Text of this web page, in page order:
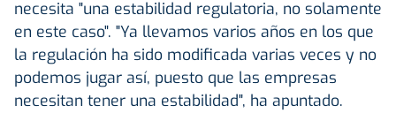
necesita "una estabilidad regulatoria, no solamente
en este caso". "Ya llevamos varios años en los que
la regulación ha sido modificada varias veces y no
podemos jugar así, puesto que las empresas
necesitan tener una estabilidad", ha apuntado.